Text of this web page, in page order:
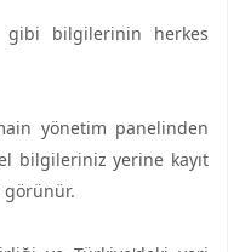
gibi bilgilerinin herkes
yönetim panelinden
bilgileriniz yerine kayıt
görünür.